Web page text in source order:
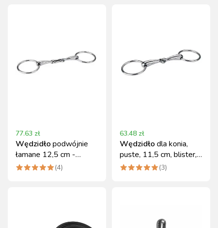
77.63 zł
Wędzidłopodwójnie
łamane 12,5 cm -
nierdzewne, Covalliero
(4)
63.48 zł
Wędzidłodla konia,
puste, 11,5 cm, blister,
Covalliero
(3)